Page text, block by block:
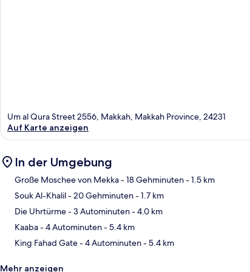
Um al Qura Street 2556, Makkah, Makkah Province, 24231
Auf Karte anzeigen
In der Umgebung
Große Moschee von Mekka- 18 Gehminuten- 1.5 km
Souk Al-Khalil- 20 Gehminuten- 1.7 km
Die Uhrtürme- 3 Autominuten- 4.0 km
Kaaba- 4 Autominuten- 5.4 km
King Fahad Gate- 4 Autominuten- 5.4 km
Mehr anzeigen